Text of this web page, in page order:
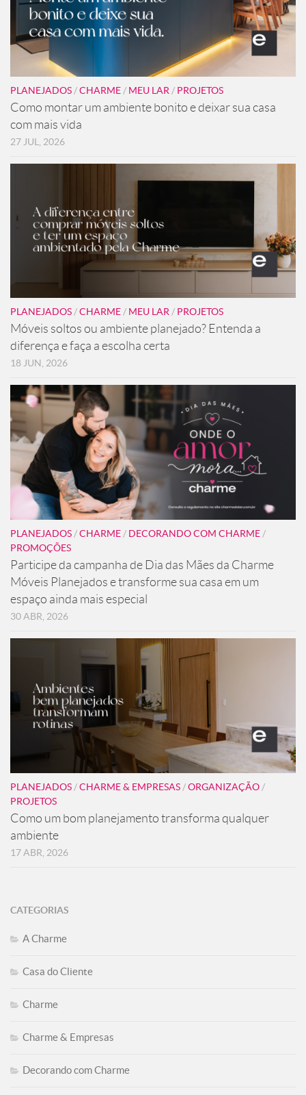
PLANEJADOS /CHARME / MEU LAR / PROJETOS
Como montar um ambiente bonito e deixar sua casa
com mais vida
27 JUL, 2026
PLANEJADOS/CHARME/ MEU LAR/ PROJETOS
Móveis soltos ou ambiente planejado? Entenda a
diferença e faça a escolha certa
18 JUN, 2026
PLANEJADOS/CHARME/ DECORANDO COM CHARME/
PROMOÇÕES
Participe da campanha de Dia das Mães da Charme
Móveis Planejados e transforme sua casa em um
espaço ainda mais especial
30 ABR, 2026
PLANEJADOS/CHARME & EMPRESAS/ORGANIZAÇÃO/
PROJETOS
Como um bom planejamento transforma qualquer
ambiente
17 ABR, 2026
CATEGORIAS
A Charme
Casa do Cliente
Charme
Charme & Empresas
Decorando com Charme